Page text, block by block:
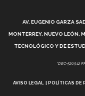
¿Cómo
Vida
AV. EUGENIO GARZA
MONTERREY, NUEVO
TECNOLÓGICO Y DE
*DEC-520912
AVISO LEGAL POLÍTICAS DE